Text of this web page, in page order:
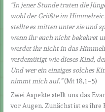
“In jener Stunde traten die
wohl der Größte im
stellte es mitten unter sie und
wenn ihr euch nicht bekehret
werdet ihr nicht in das
verdemütigt wie dieses Kind,
Und wer ein einziges solches
nimmt mich auf.”(Mt 18,1–5)
Zwei Aspekte stellt uns das
vor Augen. Zunächst ist es